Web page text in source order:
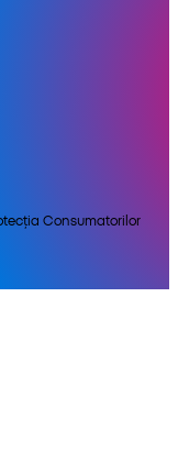
Consumatorilor